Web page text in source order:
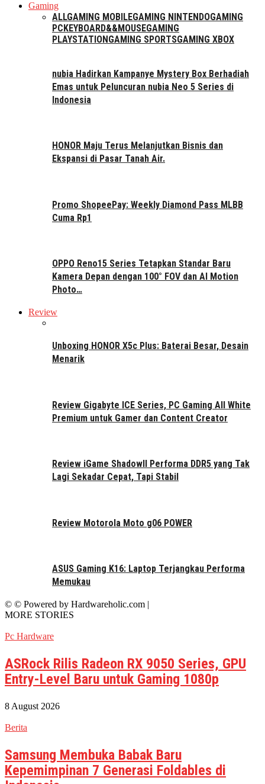
Gaming
ALLGAMING MOBILEGAMING NINTENDOGAMING
PCKEYBOARD&&MOUSEGAMING
PLAYSTATIONGAMING SPORTSGAMING XBOX
nubia Hadirkan Kampanye Mystery Box Berhadiah
Emas untuk Peluncuran nubia Neo 5 Series di
Indonesia
HONOR Maju Terus Melanjutkan Bisnis dan
Ekspansi di Pasar Tanah Air.
Promo ShopeePay: Weekly Diamond Pass MLBB
Cuma Rp1
OPPO Reno15 Series Tetapkan Standar Baru
Kamera Depan dengan 100° FOV dan AI Motion
Photo…
Review
Unboxing HONOR X5c Plus: Baterai Besar, Desain
Menarik
Review Gigabyte ICE Series, PC Gaming All White
Premium untuk Gamer dan Content Creator
Review iGame ShadowII Performa DDR5 yang Tak
Lagi Sekadar Cepat, Tapi Stabil
Review Motorola Moto g06 POWER
ASUS Gaming K16: Laptop Terjangkau Performa
Memukau
© © Powered by Hardwareholic.com |
MORE STORIES
Pc Hardware
ASRock Rilis Radeon RX 9050 Series, GPU
Entry-Level Baru untuk Gaming 1080p
8 August 2026
Berita
Samsung Membuka Babak Baru
Kepemimpinan 7 Generasi Foldables di